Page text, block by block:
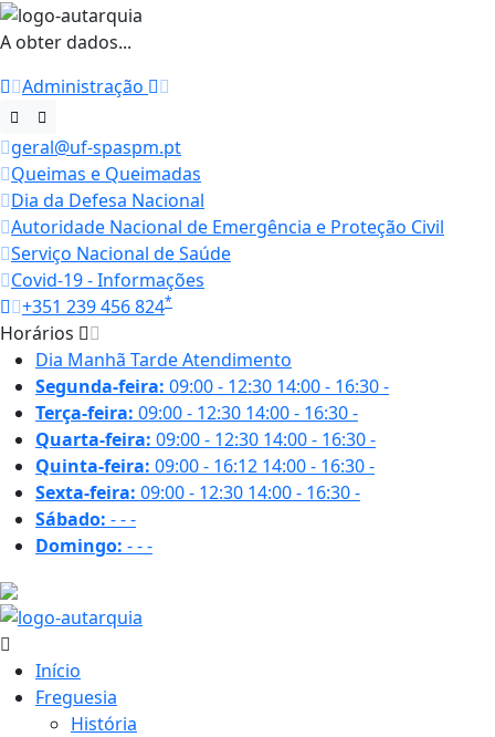
A obter dados...
Administração
geral@uf-spaspm.pt
Queimas e Queimadas
Dia da Defesa Nacional
Autoridade Nacional de Emergência e Proteção Civil
Serviço Nacional de Saúde
Covid-19 - Informações
+351 239 456 824*
Horários
Dia Manhã TardeAtendimento
Segunda-feira: 09:00 - 12:30 14:00 - 16:30-
Terça-feira: 09:00 - 12:30 14:00 - 16:30-
Quarta-feira: 09:00 - 12:30 14:00 - 16:30-
Quinta-feira: 09:00 - 16:12 14:00 - 16:30-
Sexta-feira: 09:00 - 12:30 14:00 - 16:30-
Sábado: ---
Domingo: ---
Início
Freguesia
História